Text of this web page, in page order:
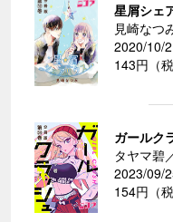
星屑シェ
見崎なつ
2020/10/
143円（税
ガールク
タヤマ碧
2023/09/
154円（税